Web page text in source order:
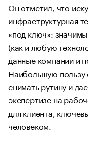
Он отметил, что
инфраструктурная
«под ключ»:
(как и любую
данные компании и
Наибольшую пользу
снимать рутину и
экспертизе на
для клиента,
человеком.